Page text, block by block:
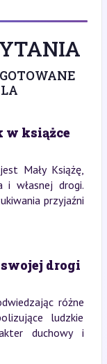
w książce
Mały Książę,
i własnej drogi.
przyjaźni
drogi
różne
ludzkie
duchowy i